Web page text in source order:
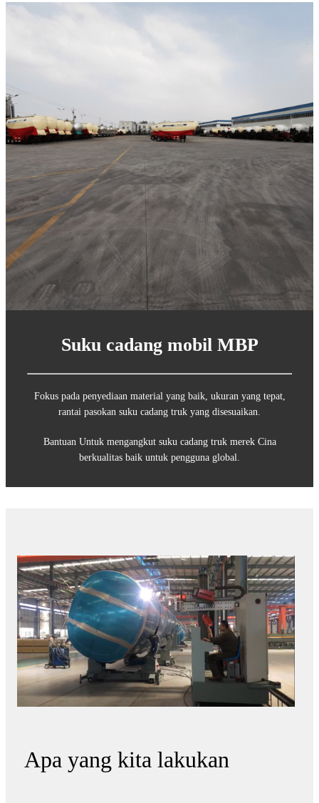
Suku cadang mobil MBP
Fokus pada penyediaan material yang baik, ukuran yang tepat,
rantai pasokan suku cadang truk yang disesuaikan.
Bantuan Untuk mengangkut suku cadang truk merek Cina
berkualitas baik untuk pengguna global.
Apa yang kita lakukan